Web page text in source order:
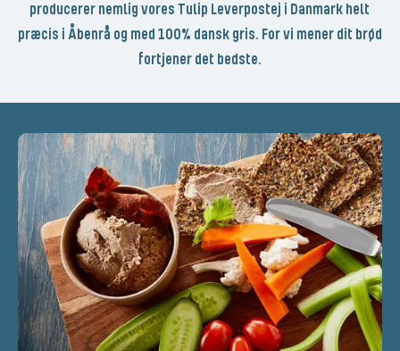
producerer nemlig vores Tulip Leverpostej i Danmark helt
præcis i Åbenrå og med 100% dansk gris. For vi mener dit brød
fortjener det bedste.